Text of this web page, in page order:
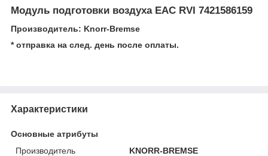
Модуль подготовки воздуха EAC RVI 7421586159
Производитель: Knorr-Bremse
* отправка на след. день после оплаты.
Характеристики
Основные атрибуты
Производитель
KNORR-BREMSE